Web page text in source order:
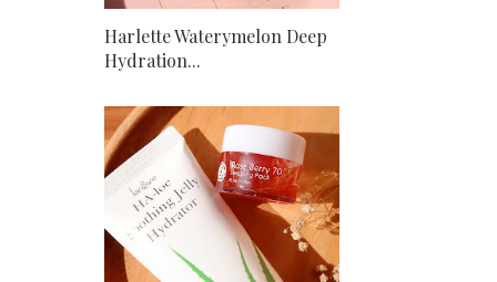
Harlette Waterymelon Deep
Hydration...